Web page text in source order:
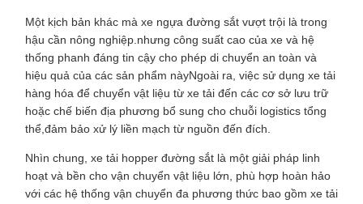
Một kịch bản khác mà xe ngựa đường sắt vượt trội là trong
hậu cần nông nghiệp.nhưng công suất cao của xe và hệ
thống phanh đáng tin cậy cho phép di chuyển an toàn và
hiệu quả của các sản phẩm nàyNgoài ra, việc sử dụng xe tải
hàng hóa để chuyển vật liệu từ xe tải đến các cơ sở lưu trữ
hoặc chế biến địa phương bổ sung cho chuỗi logistics tổng
thể,đảm bảo xử lý liền mạch từ nguồn đến đích.
Nhìn chung, xe tải hopper đường sắt là một giải pháp linh
hoạt và bền cho vận chuyển vật liệu lớn, phù hợp hoàn hảo
với các hệ thống vận chuyển đa phương thức bao gồm xe tải